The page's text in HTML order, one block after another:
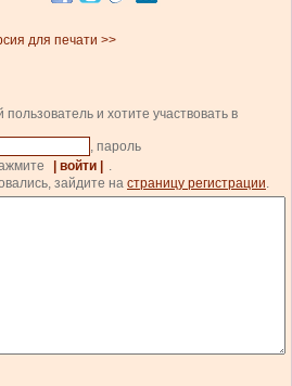
для печати >>
и хотите участвовать в
, пароль
| войти |
.
зайдите на страницу регистрации.